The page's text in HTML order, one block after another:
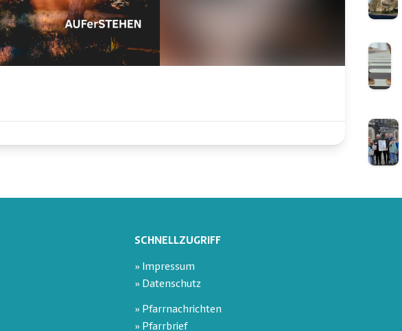
SCHNELLZUGRIFF
» Impressum
» Datenschutz
» Pfarrnachrichten
» Pfarrbrief